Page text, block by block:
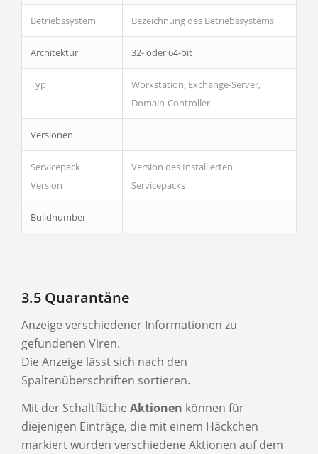
Betriebssystem Bezeichnung des Betriebssystems
Architektur 32- oder 64-bit
Typ
Workstation, Exchange-Server,
Domain-Controller
Versionen
Servicepack
Version
Version des Installierten
Servicepacks
Buildnumber
3.5 Quarantäne
Anzeige verschiedener Informationen zu
gefundenen Viren.
Die Anzeige lässt sich nach den
Spaltenüberschriften sortieren.
Mit der Schaltfläche Aktionen können für
diejenigen Einträge, die mit einem Häckchen
markiert wurden verschiedene Aktionen auf dem